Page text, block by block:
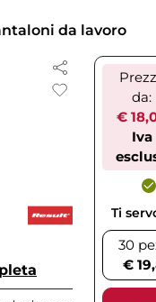
da lavoro
da:
€
Iva
Ti
30
€